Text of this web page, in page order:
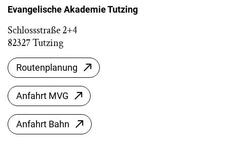
Evangelische Akademie Tutzing
Schlossstraße 2+4
82327 Tutzing
Routenplanung
Anfahrt MVG
Anfahrt Bahn